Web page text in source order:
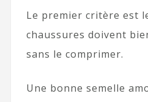
Le premier critère est
chaussures doivent
sans le comprimer.
Une bonne semelle